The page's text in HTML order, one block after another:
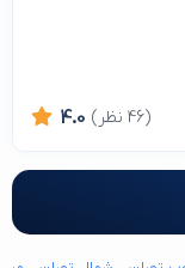
4.0 (46 نظر)